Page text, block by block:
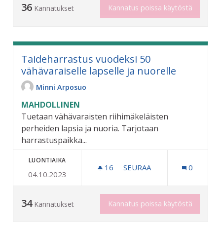
36 Kannatukset Kannatus poissa käytöstä
Taideharrastus vuodeksi 50
vähävaraiselle lapselle ja nuorelle
Minni Arposuo
MAHDOLLINEN
Tuetaan vähävaraisten riihimäkeläisten
perheiden lapsia ja nuoria. Tarjotaan
harrastuspaikka...
LUONTIAIKA
04.10.2023
16 16 SEURAAJAA
SEURAA 0
34 Kannatukset Kannatus poissa käytöstä